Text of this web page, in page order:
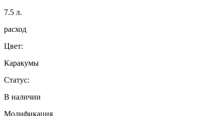
7.5 л.
расход
Цвет:
Каракумы
Статус:
В наличии
Модификация